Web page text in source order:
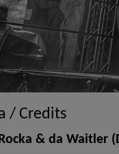
/ Credits
& da Waitler